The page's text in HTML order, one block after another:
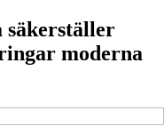
säkerställer
moderna